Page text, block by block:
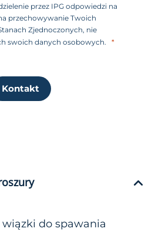
przez IPG odpowiedzi na
przechowywanie Twoich
Zjednoczonych, nie
swoich danych osobowych.
Kontakt
wiązki do spawania